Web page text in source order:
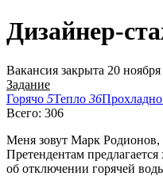
Дизайнер-
Вакансия закрыта 20 ноября
Задание
Горячо 5Тепло 36Прохладно
Всего: 306
Меня зовут Марк Родионов,
Претендентам
об отключении горячей